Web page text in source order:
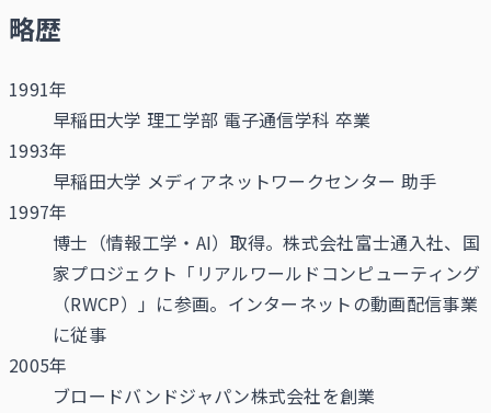
略歴
1991年
早稲田大学 理工学部 電子通信学科 卒業
1993年
早稲田大学 メディアネットワークセンター 助手
1997年
博士（情報工学・AI）取得。株式会社富士通入社、国
家プロジェクト「リアルワールドコンピューティング
（RWCP）」に参画。インターネットの動画配信事業
に従事
2005年
ブロードバンドジャパン株式会社を創業